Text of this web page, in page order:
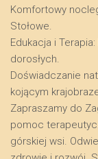
​Komfortowy
Stołowe.
​Edukacja i
dorosłych.
​Doświadczanie
kojącym
​Zapraszamy do
pomoc
górskiej wsi.